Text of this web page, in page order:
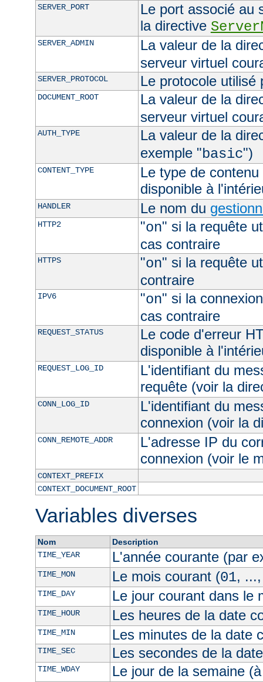
SERVER_PORT
Le port associé au
la directive
SERVER_ADMIN
La valeur de la
serveur virtuel
SERVER_PROTOCOL Le protocole utilisé
DOCUMENT_ROOT
La valeur de la
serveur virtuel
AUTH_TYPE
La valeur de la
exemple "basic")
CONTENT_TYPE
Le type de
disponible à
HANDLER Le nom du
HTTP2 "on" si la requête
cas contraire
HTTPS "on" si la requête
contraire
IPV6 "on" si la
cas contraire
REQUEST_STATUS
Le code d'erreur
disponible à
REQUEST_LOG_ID
L'identifiant du
requête (voir la
CONN_LOG_ID
L'identifiant du
connexion (voir la
CONN_REMOTE_ADDR
L'adresse IP du
connexion (voir le
CONTEXT_PREFIX
CONTEXT_DOCUMENT_ROOT
Variables diverses
Nom
Description
TIME_YEAR
L'année courante (par
TIME_MON Le mois courant (01,
TIME_DAY Le jour courant dans le
TIME_HOUR Les heures de la date
TIME_MIN Les minutes de la date
TIME_SEC Les secondes de la
TIME_WDAY Le jour de la semaine